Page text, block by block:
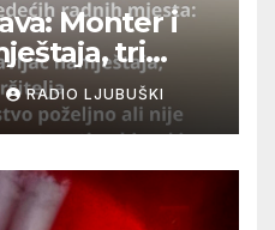
Monter i
tri
RADIO LJUBUŠKI